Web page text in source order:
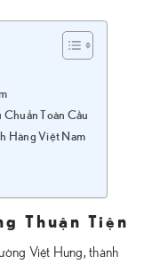
Toàn Cầu
Hàng Việt Nam
Thuận Tiện
Việt Hưng, thành